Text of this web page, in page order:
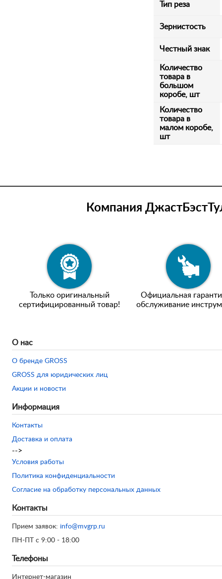
Тип реза
Зернистость
Честный знак
Количество
товара в
большом
коробе, шт
Количество
товара в
малом коробе,
шт
Компания
Только оригинальный
сертифицированный товар!
Официальная
обслуживание
О нас
О бренде GROSS
GROSS для юридических лиц
Акции и новости
Информация
Контакты
Доставка и оплата
-->
Условия работы
Политика конфиденциальности
Согласие на обработку персональных данных
Контакты
Прием заявок: info@mvgrp.ru
ПН-ПТ с 9:00 - 18:00
Телефоны
Интернет-магазин